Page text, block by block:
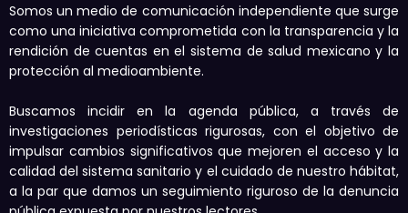
Somos un medio de comunicación independiente que surge
como una iniciativa comprometida con la transparencia y la
rendición de cuentas en el sistema de salud mexicano y la
protección al medioambiente.
Buscamos incidir en la agenda pública, a través de
investigaciones periodísticas rigurosas, con el objetivo de
impulsar cambios significativos que mejoren el acceso y la
calidad del sistema sanitario y el cuidado de nuestro hábitat,
a la par que damos un seguimiento riguroso de la denuncia